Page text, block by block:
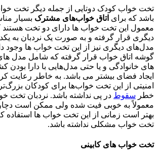
تخت خواب کودک دوتایی از جمله دیگر تخت
باشد که برای اتاق خواب‌های مشترک بسیار
معمول این تخت خواب ها دارای دو تخت هستند
دیگری قرار گرفته و به صورت یک نردبان به
مدل‌های دیگری نیز از این تخت خواب ها وجود
گوشه اتاق خواب قرار گرفته که شامل مدل
های خانوادگی و یا حتی مدل‌هایی با دارا بودن
ایجاد فضای بیشتر می باشد. به خاطر رعایت
امنیتی از این تخت خواب‌ها برای کودکان
خطر سقوط در پی نداشته باشد. نردبان تخت
معمولاً به خوبی فیت شده ولی ممکن است
بهتر است زمانی از این تخت خواب ها استفاده
تخت خواب مشکلی نداشته باشد.
تخت خواب های کابینی